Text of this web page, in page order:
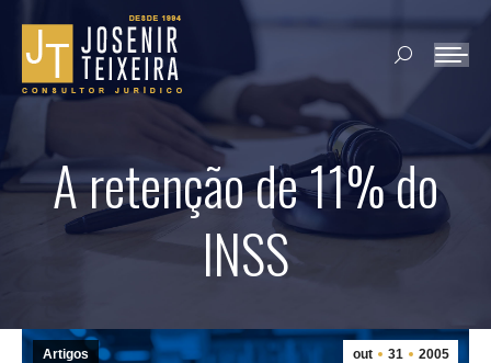
Search:
A retenção de 11% do
INSS
out 31 2005
Artigos